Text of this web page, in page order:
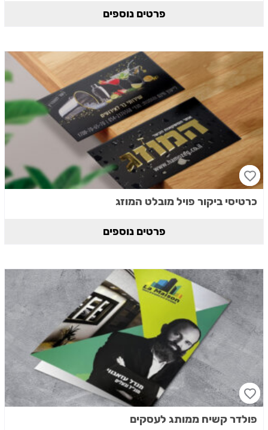
פרטים נוספים
כרטיסי ביקור פויל מובלט המוזג
פרטים נוספים
פולדר קשיח ממותג לעסקים